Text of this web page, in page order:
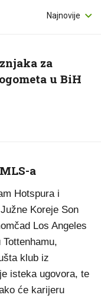
za
u BiH
a
Hotspura i
Koreje Son
Los Angeles
klub iz
isteka ugovora, te
će karijeru